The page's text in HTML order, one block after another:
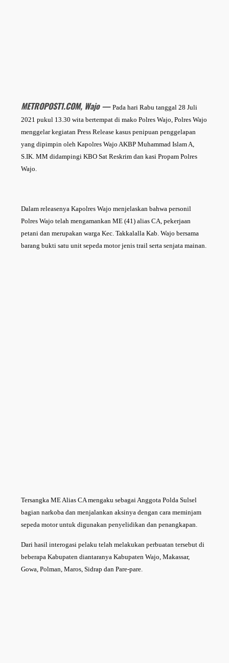
METROPOST1.COM, Wajo — Pada hari Rabu tanggal 28 Juli
2021 pukul 13.30 wita bertempat di mako Polres Wajo, Polres Wajo
menggelar kegiatan Press Release kasus penipuan penggelapan
yang dipimpin oleh Kapolres Wajo AKBP Muhammad Islam A,
S.IK. MM didampingi KBO Sat Reskrim dan kasi Propam Polres
Wajo.
Dalam releasenya Kapolres Wajo menjelaskan bahwa personil
Polres Wajo telah mengamankan ME (41) alias CA, pekerjaan
petani dan merupakan warga Kec. Takkalalla Kab. Wajo bersama
barang bukti satu unit sepeda motor jenis trail serta senjata mainan.
Tersangka ME Alias CA mengaku sebagai Anggota Polda Sulsel
bagian narkoba dan menjalankan aksinya dengan cara meminjam
sepeda motor untuk digunakan penyelidikan dan penangkapan.
Dari hasil interogasi pelaku telah melakukan perbuatan tersebut di
beberapa Kabupaten diantaranya Kabupaten Wajo, Makassar,
Gowa, Polman, Maros, Sidrap dan Pare-pare.